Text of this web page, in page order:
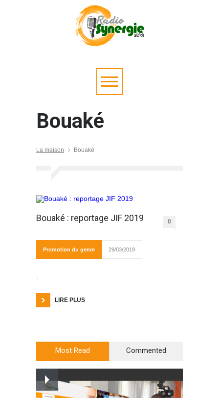
Bouaké
La maison Bouaké
Bouaké : reportage JIF 2019 0
Promotion du genre 29/03/2019
LIRE PLUS
Most Read Commented